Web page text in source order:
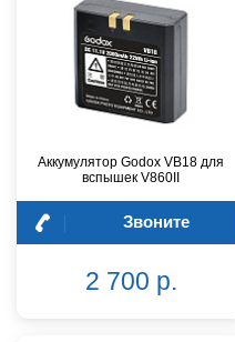
Аккумулятор Godox VB18 для
вспышек V860II
Звоните
2 700 р.